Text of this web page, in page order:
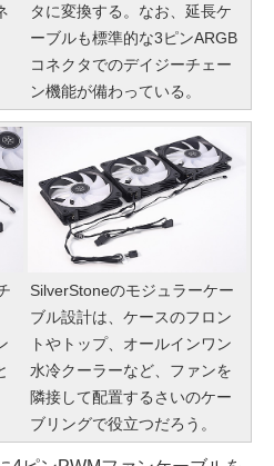
タに変換する。なお、延長ケ
ーブルも標準的な3ピンARGB
コネクタでのデイジーチェー
ン機能が備わっている。
SilverStoneのモジュラーケー
ブル設計は、ケースのフロン
トやトップ、オールインワン
水冷クーラーなど、ファンを
隣接して配置するさいのケー
ブリングで役立つだろう。